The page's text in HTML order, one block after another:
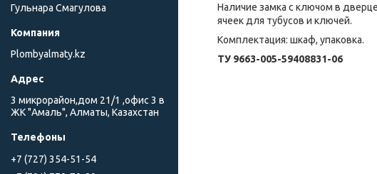
Наличие замка с ключом в
ячеек для тубусов и ключей.
Комплектация: шкаф, упаковка.
ТУ 9663-005-59408831-06
Гульнара Смагулова
Plombyalmaty.kz
3 микрорайон,дом 21/1 ,офис 3 в
ЖК "Амаль", Алматы, Казахстан
+7 (727) 354-51-54